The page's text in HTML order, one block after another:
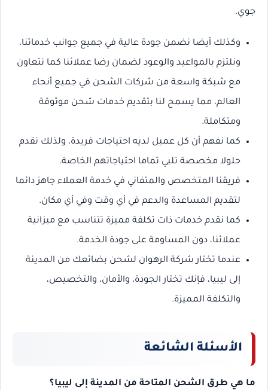
جوي.
وكذلك أيضا نضمن جودة عالية في جميع جوانب خدماتنا،
ونلتزم بالمواعيد والوعود لضمان رضا عملائنا كما نتعاون
مع شبكة واسعة من شركات الشحن في جميع أنحاء
العالم، مما يسمح لنا بتقديم خدمات شحن موثوقة
ومتكاملة.
كما نفهم أن كل عميل لديه احتياجات فريدة، ولذلك نقدم
حلولا مخصصة تلبي تماما احتياجاتهم الخاصة.
فريقنا المتخصص والمتفاني في خدمة العملاء جاهز دائما
لتقديم المساعدة والدعم في أي وقت وفي أي مكان.
كما نقدم خدمات ذات تكلفة مميزة تتناسب مع ميزانية
عملائنا، دون المساومة على جودة الخدمة.
عندما تختار شركة الرهوان لشحن بضائعك من المدينة
إلى ليبيا، فإنك تختار الجودة، والأمان، والتخصيص،
والتكلفة المميزة.
الأسئلة الشائعة
ما هي طرق الشحن المتاحة من المدينة إلى ليبيا؟